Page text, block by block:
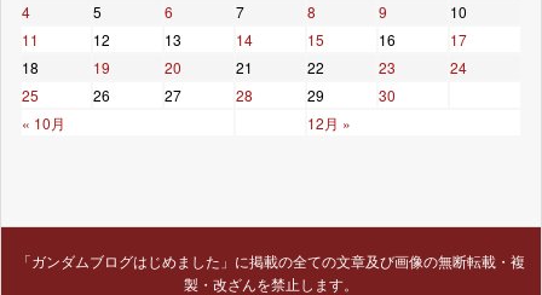
« 10月 12月 »
4
5 6 7 8 9
10
11
12 13 14 15 16
17
18
19 20 21 22 23
24
25
26 27 28 29 30
「ガンダムブログはじめました」に掲載の全ての文章及び画像の無断転載・複
製・改ざんを禁止します。